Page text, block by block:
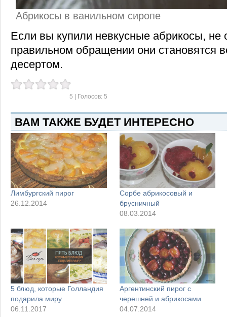
Абрикосы в ванильном сиропе
Если вы купили невкусные абрикосы, не
правильном обращении они становятся
десертом.
5 | Голосов: 5
ВАМ ТАКЖЕ БУДЕТ ИНТЕРЕСНО
Лимбургский пирог
26.12.2014
Сорбе абрикосовый и
брусничный
08.03.2014
5 блюд, которые Голландия
подарила миру
06.11.2017
Аргентинский пирог с
черешней и абрикосами
04.07.2014